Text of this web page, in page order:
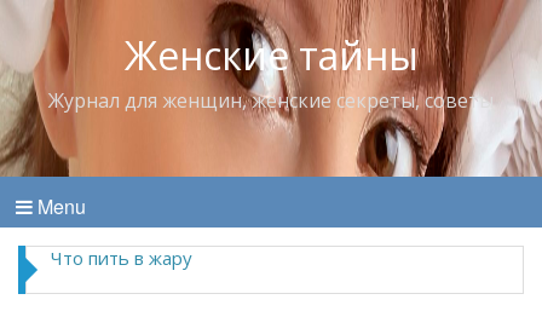
Женские тайны
Журнал для женщин, женские секреты, советы
Menu
Что пить в жару